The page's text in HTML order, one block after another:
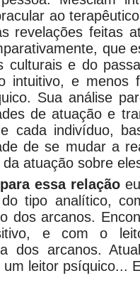
ao
revelações feitas
que
culturais e do
intuitivo, e menos
Sua análise
de atuação e
cada indivíduo,
de se mudar a
atuação sobre
essa relaçãoeu
tipo analítico,
dos arcanos.
e com o
dos arcanos.
um leitor psíquico...